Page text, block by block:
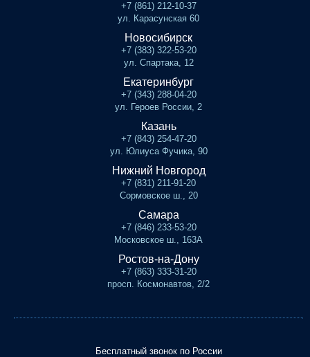
+7 (861) 212-10-37
ул. Карасунская 60
Новосибирск
+7 (383) 322-53-20
ул. Спартака, 12
Екатеринбург
+7 (343) 288-04-20
ул. Героев России, 2
Казань
+7 (843) 254-47-20
ул. Юлиуса Фучика, 90
Нижний Новгород
+7 (831) 211-91-20
Сормовское ш., 20
Самара
+7 (846) 233-53-20
Московское ш., 163А
Ростов-на-Дону
+7 (863) 333-31-20
просп. Космонавтов, 2/2
Бесплатный звонок по России